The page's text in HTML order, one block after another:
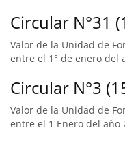
Circular N°31
Valor de la Unidad de
entre el 1° de enero del
Circular N°3
Valor de la Unidad de
entre el 1 Enero del año